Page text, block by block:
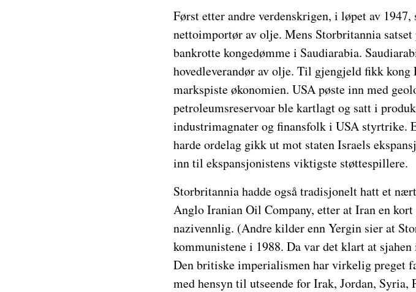
Først etter andre verdenskrigen, i løpet av
nettoimportør av olje. Mens Storbritannia
bankrotte kongedømme i Saudiarabia.
hovedleverandør av olje. Til gjengjeld fikk kong
markspiste økonomien. USA pøste inn med
petroleumsreservoar ble kartlagt og satt i
industrimagnater og finansfolk i USA styrtrike.
harde ordelag gikk ut mot staten Israels
inn til ekspansjonistens viktigste støttespillere.
Storbritannia hadde også tradisjonelt hatt et
Anglo Iranian Oil Company, etter at Iran en
nazivennlig. (Andre kilder enn Yergin sier at
kommunistene i 1988. Da var det klart at
Den britiske imperialismen har virkelig preget
med hensyn til utseende for Irak, Jordan,